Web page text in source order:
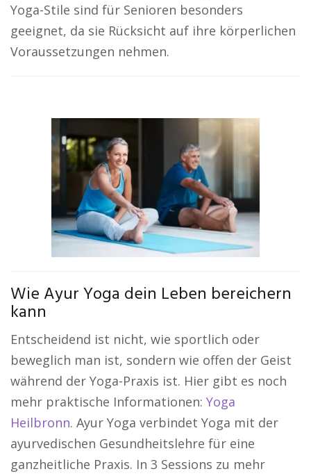
Yoga-Stile sind für Senioren besonders
geeignet, da sie Rücksicht auf ihre körperlichen
Voraussetzungen nehmen.
Wie Ayur Yoga dein Leben bereichern
kann
Entscheidend ist nicht, wie sportlich oder
beweglich man ist, sondern wie offen der Geist
während der Yoga-Praxis ist. Hier gibt es noch
mehr praktische Informationen: Yoga
Heilbronn. Ayur Yoga verbindet Yoga mit der
ayurvedischen Gesundheitslehre für eine
ganzheitliche Praxis. In 3 Sessions zu mehr